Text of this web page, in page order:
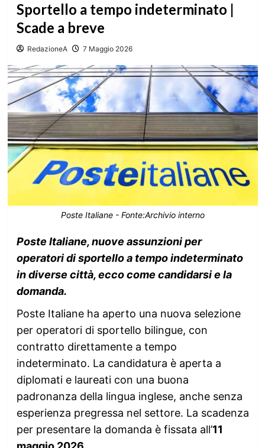
Sportello a tempo indeterminato |
Scade a breve
RedazioneA 7 Maggio 2026
Poste Italiane - Fonte:Archivio interno
Poste Italiane, nuove assunzioni per
operatori di sportello a tempo indeterminato
in diverse città, ecco come candidarsi e la
domanda.
Poste Italiane ha aperto una nuova selezione
per operatori di sportello bilingue, con
contratto direttamente a tempo
indeterminato. La candidatura è aperta a
diplomati e laureati con una buona
padronanza della lingua inglese, anche senza
esperienza pregressa nel settore. La scadenza
per presentare la domanda è fissata all’11